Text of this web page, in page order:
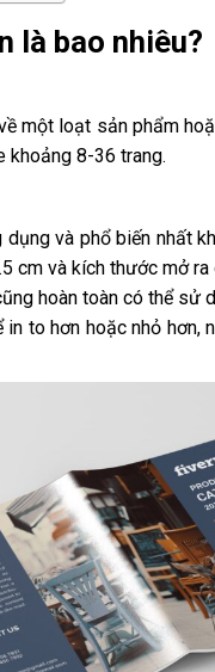
là bao nhiêu?
một loạt sản phẩm
khoảng 8-36 trang.
và phổ biến nhất
cm và kích thước mở
hoàn toàn có thể
to hơn hoặc nhỏ